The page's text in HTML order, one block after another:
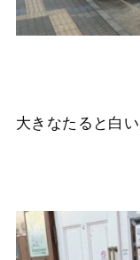
大きなたると白い